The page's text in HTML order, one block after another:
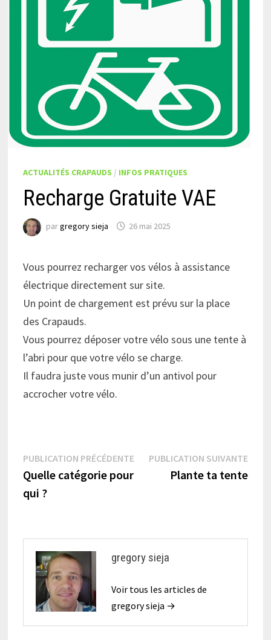
ACTUALITÉS CRAPAUDS / INFOS PRATIQUES
Recharge Gratuite VAE
pargregory sieja 26 mai 2025
Vous pourrez recharger vos vélos à assistance
électrique directement sur site.
Un point de chargement est prévu sur la place
des Crapauds.
Vous pourrez déposer votre vélo sous une tente à
l’abri pour que votre vélo se charge.
Il faudra juste vous munir d’un antivol pour
accrocher votre vélo.
Navigation
de
l’article
PUBLICATION PRÉCÉDENTEPublication
précédente :
Quelle catégorie pour
qui ?
PUBLICATION SUIVANTE
Plante ta tente
gregory sieja
Voir tous les articles de
gregory sieja →